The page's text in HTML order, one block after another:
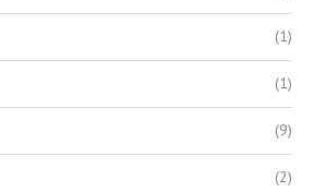
(1)
(1)
(9)
(2)